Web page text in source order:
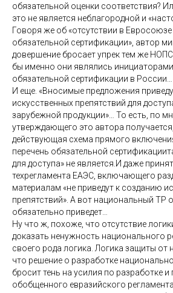
обязательной оценки соответствия?
это не является неблагородной и
Говоря же об «отсутствии в
обязательной сертификации», автор
довершение бросает упрек тем же
бы именно они являлись
обязательной сертификации в России…
И еще. «Вносимые предложения
искусcтвенных препятствий для
зарубежной продукции»… То есть, по
утверждающего это автора
действующая схема прямого
перечень обязательной
для доступа» не является.И даже
техрегламента ЕАЭС, включающего
материалам «не приведут к созданию
препятствий». А вот национальный ТР
обязательно приведет…
Ну что ж, похоже, что отсутствие
доказать ненужность национального
своего рода логика. Логика защиты от
что решение о разработке
бросит тень на усилия по разработке
обобщенного евразийского